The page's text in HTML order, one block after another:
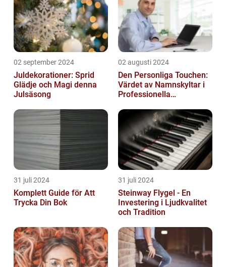
02 september 2024
Juldekorationer: Sprid
Glädje och Magi denna
Julsäsong
02 augusti 2024
Den Personliga Touchen:
Värdet av Namnskyltar i
Professionella
31 juli 2024
Komplett Guide för Att
Trycka Din Bok
31 juli 2024
Steinway Flygel - En
Investering i Ljudkvalitet
och Tradition